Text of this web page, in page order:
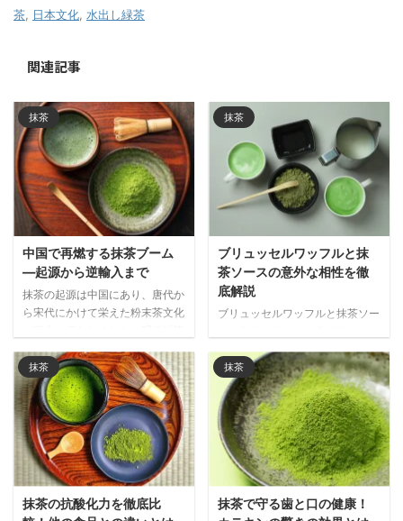
茶
日本文化 水出し緑茶
関連記事
抹茶
中国で再燃する抹茶ブーム
―起源から逆輸入まで
抹茶の起源は中国にあり、唐代か
ら宋代にかけて栄えた粉末茶文化
では日本経由で再び注目される興
味深い歴史と文化の循環を解説し
ます。
抹茶
ブリュッセルワッフルと抹
茶ソースの意外な相性を徹
底解説
ブリュッセルワッフルと抹茶ソー
苦い抹茶が濃厚な甘さを引き締
め、世界で注目される和洋折衷の
新しい味わいの魅力をご紹介しま
す。
抹茶
抹茶の抗酸化力を徹底比
抹茶
抹茶で守る歯と口の健康！